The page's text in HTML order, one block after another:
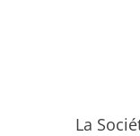
La